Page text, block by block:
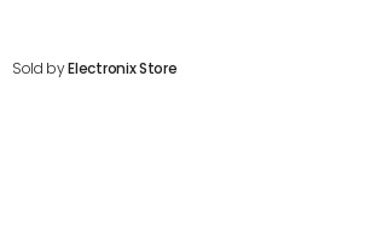
Sold byElectronix Store